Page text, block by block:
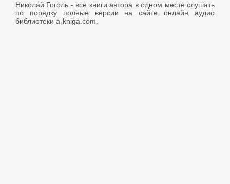
Николай Гоголь - все книги автора в одном месте слушать
по порядку полные версии на сайте онлайн аудио
библиотеки a-kniga.com.